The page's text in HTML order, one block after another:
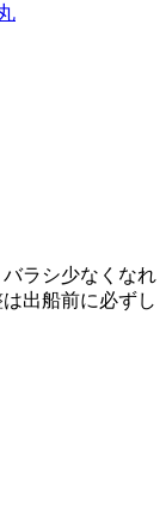
ラシ少なくなれ
出船前に必ずし